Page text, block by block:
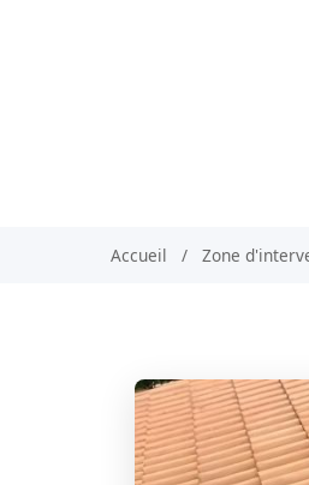
Accueil / Zone